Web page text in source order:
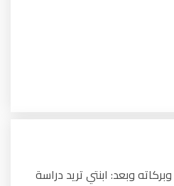
وبعد: ابنتي تريد دراسة